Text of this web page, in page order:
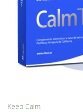
Keep Calm